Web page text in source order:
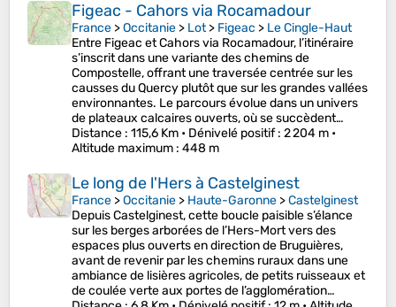
Figeac - Cahors via Rocamadour
France >Occitanie > Lot> Figeac > Le Cingle-Haut
Entre Figeac et Cahors via Rocamadour, l’itinéraire
s’inscrit dans une variante des chemins de
Compostelle, offrant une traversée centrée sur les
causses du Quercy plutôt que sur les grandes vallées
environnantes. Le parcours évolue dans un univers
de plateaux calcaires ouverts, où se succèdent…
Distance : 115,6 Km • Dénivelé positif: 2 204 m •
Altitude maximum : 448 m
Le long de l'Hers à Castelginest
France >Occitanie > Haute-Garonne >Castelginest
Depuis Castelginest, cette boucle paisible s’élance
sur les berges arborées de l’Hers-Mort vers des
espaces plus ouverts en direction de Bruguières,
avant de revenir par les chemins ruraux dans une
ambiance de lisières agricoles, de petits ruisseaux et
de coulée verte aux portes de l’agglomération…